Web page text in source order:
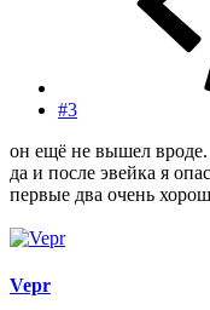
#3
он ещё не вышел вроде.
да и после эвейка я
первые два очень
Vepr